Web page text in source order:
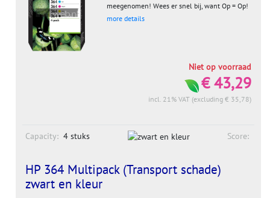
meegenomen! Wees er snel bij, want Op = Op!
more details
Niet op voorraad
€ 43,29
incl. 21% VAT (excluding € 35,78)
Capacity: 4 stuks Score:
HP 364 Multipack (Transport schade)
zwart en kleur